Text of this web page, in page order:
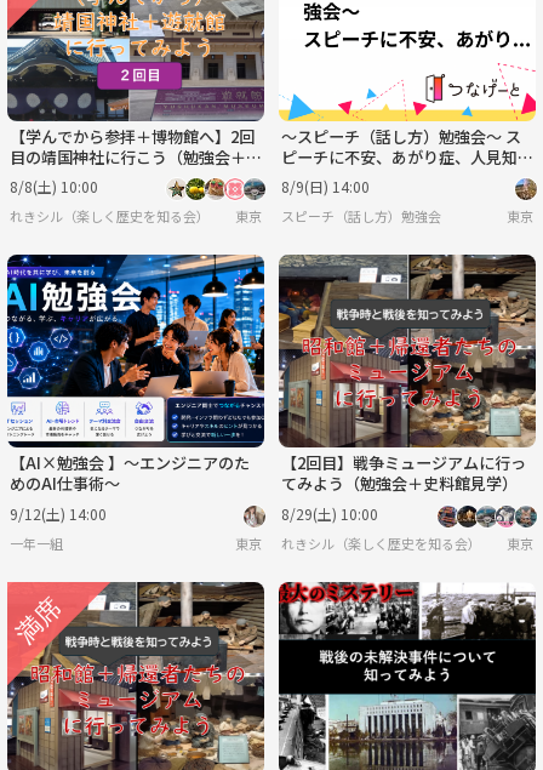
【学んでから参拝＋博物館へ】2回
目の靖国神社に行こう（勉強会＋史
料館見学）
8/8(土) 10:00
れきシル（楽しく歴史を知る会） 東京
～スピーチ（話し方）勉強会～ ス
ピーチに不安、あがり症、人見知
り、、、も克服して、コミュニュケ
ーション力アップを！
8/9(日) 14:00
スピーチ（話し方）勉強会 東京
【AI×勉強会 】〜エンジニアのた
めのAI仕事術〜
9/12(土) 14:00
一年一組 東京
【2回目】戦争ミュージアムに行っ
てみよう（勉強会＋史料館見学）
8/29(土) 10:00
れきシル（楽しく歴史を知る会） 東京